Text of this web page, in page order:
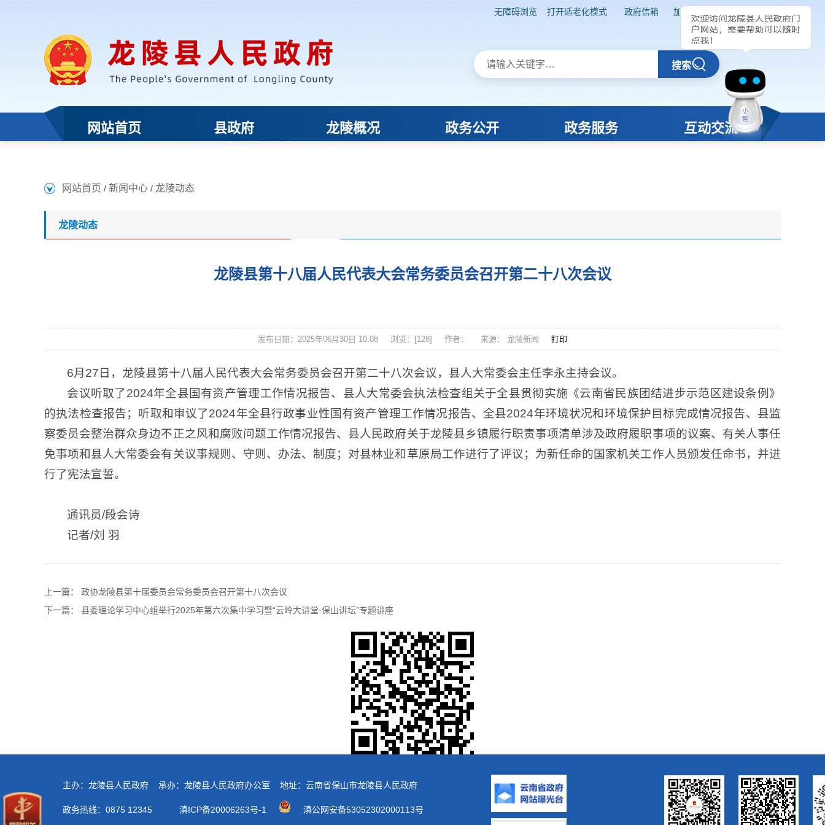
网站首页 / 新闻中心 / 龙陵动态
龙陵动态
龙陵县第十八届人民代表大会常务委员会召开第二十八次会议
发布日期：2025年06月30日 10:08 浏览：[128] 作者： 来源： 龙陵新闻 打印
6月27日，龙陵县第十八届人民代表大会常务委员会召开第二十八次会议，县人大常委会主任李永主持会议。
会议听取了2024年全县国有资产管理工作情况报告、县人大常委会执法检查组关于全县贯彻实施《云南省民族团结进步示范区建设条例》
的执法检查报告；听取和审议了2024年全县行政事业性国有资产管理工作情况报告、全县2024年环境状况和环境保护目标完成情况报告、县监
察委员会整治群众身边不正之风和腐败问题工作情况报告、县人民政府关于龙陵县乡镇履行职责事项清单涉及政府履职事项的议案、有关人事任
免事项和县人大常委会有关议事规则、守则、办法、制度；对县林业和草原局工作进行了评议；为新任命的国家机关工作人员颁发任命书，并进
行了宪法宣誓。
通讯员/段会诗
记者/刘 羽
上一篇： 政协龙陵县第十届委员会常务委员会召开第十八次会议
下一篇： 县委理论学习中心组举行2025年第六次集中学习暨“云岭大讲堂·保山讲坛”专题讲座